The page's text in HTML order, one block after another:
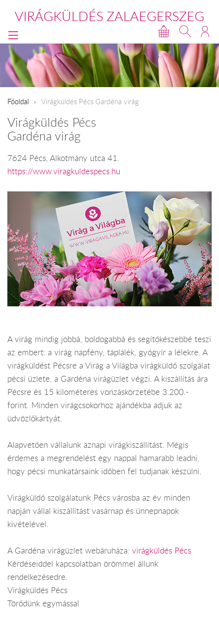
VIRÁGKÜLDÉS ZALAEGERSZEG
Főoldal Virágküldés Pécs Gardéna virág
Virágküldés Pécs
Gardéna virág
7624 Pécs, Alkotmány utca 41.
https://www.viragkuldespecs.hu
A virág mindig jobbá, boldogabbá és segítőkészebbé teszi
az embert: a virág napfény, táplálék, gyógyír a lélekre. A
virágküldést Pécsre a Virág a Világba virágküldő szolgálat
pécsi üzlete, a Gardéna virágüzlet végzi. A kiszállítás ára
Pécsre és 15 kilométeres vonzáskörzetébe 3.200.-
forint. Minden virágcsokorhoz ajándékba adjuk az
üdvözlőkártyát.
Alapvetően vállalunk aznapi virágkiszállítást. Mégis
érdemes a megrendelést egy nappal hamarabb leadni,
hogy pécsi munkatársaink időben fel tudjanak készülni.
Virágküldő szolgálatunk Pécs városba az év minden
napján vállal kiszállítást vasárnap és ünnepnapok
kivételével.
A Gardéna virágüzlet webáruháza: virágküldés Pécs
Kérdéseiddel kapcsolatban örömmel állunk
rendelkezésedre.
Virágküldés Pécs
Törődünk egymással